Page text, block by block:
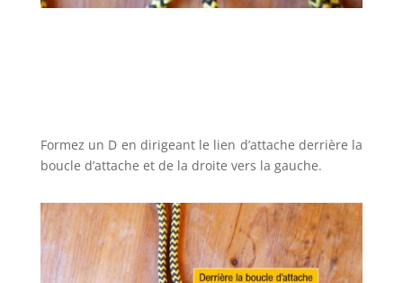
Formez un D en dirigeant le lien d’attache derrière la
boucle d’attache et de la droite vers la gauche.